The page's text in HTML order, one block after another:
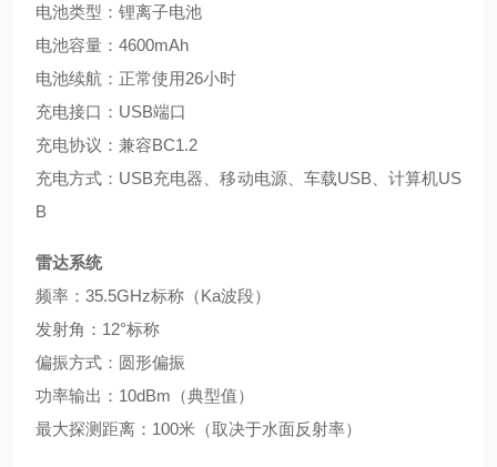
电池类型：锂离子电池
电池容量：4600mAh
电池续航：正常使用26小时
充电接口：USB端口
充电协议：兼容BC1.2
充电方式：USB充电器、移动电源、车载USB、计算机US
B
雷达系统
频率：35.5GHz标称（Ka波段）
发射角：12°标称
偏振方式：圆形偏振
功率输出：10dBm（典型值）
最大探测距离：100米（取决于水面反射率）